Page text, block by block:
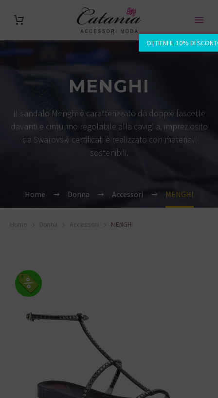
OTTIENI IL 10% DI
MENGHI
Il sandalo Menghi è caratterizzato da doppie fascette
davanti e cinturino regolabile alla caviglia, impreziosito
da Swarovski certificati è realizzato con materiali
sostenibili.
Home Donna Accessori MENGHI
Home Donna Accessori MENGHI